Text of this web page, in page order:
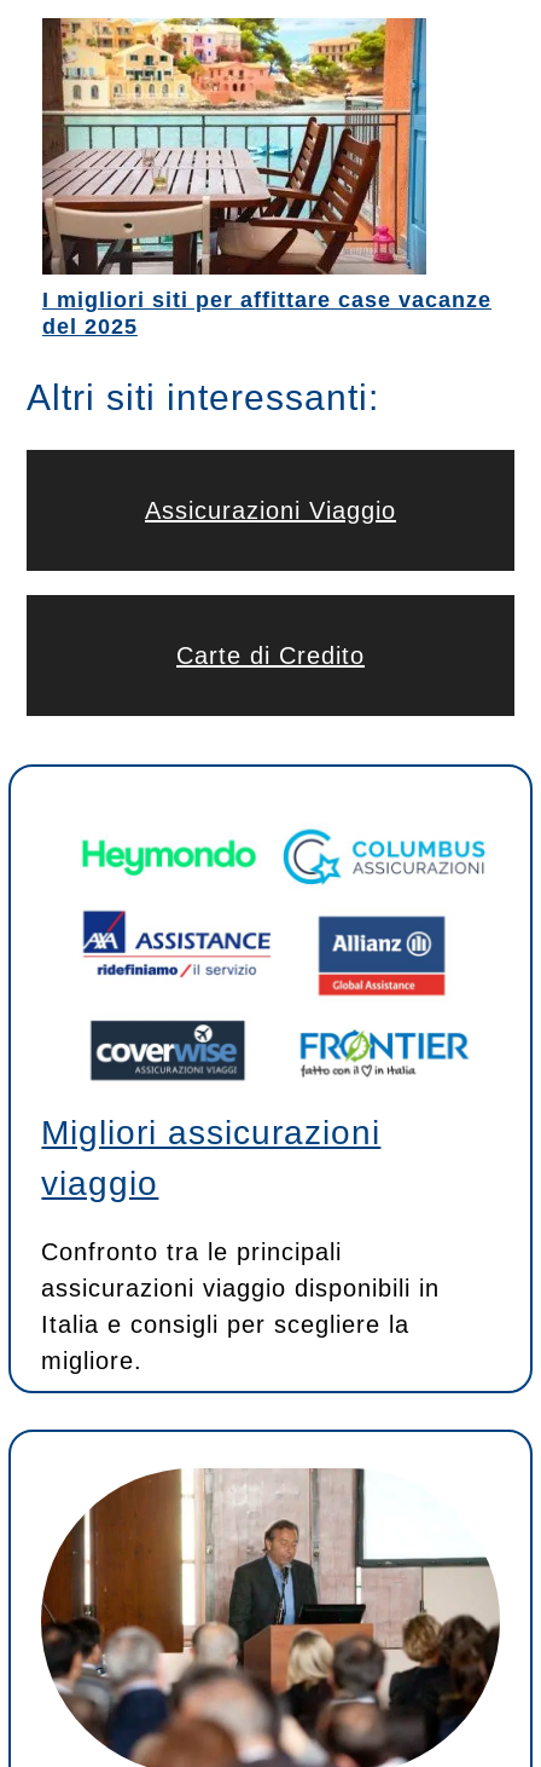
I migliori siti per affittare case vacanze
del 2025
Altri siti interessanti:
Assicurazioni Viaggio
Carte di Credito
Migliori assicurazioni
viaggio
Confronto tra le principali
assicurazioni viaggio disponibili in
Italia e consigli per scegliere la
migliore.